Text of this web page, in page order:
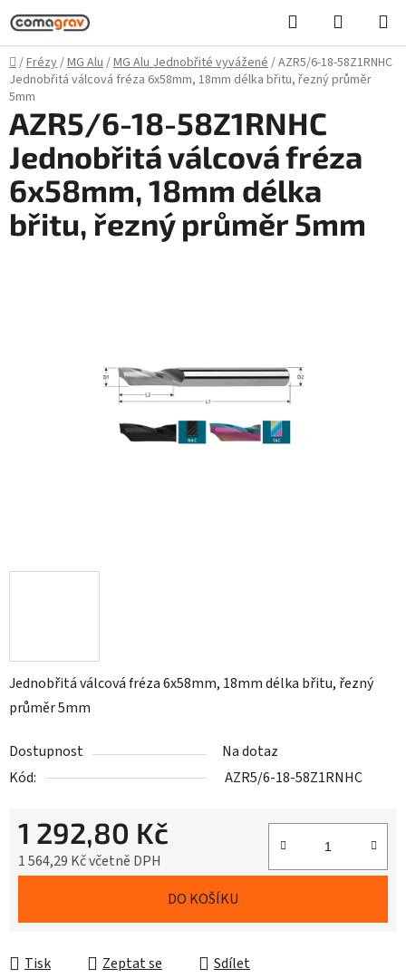
Přejít
na
obsah
Hledat
KOŠÍK
Domů
/Frézy/MG Alu/MG Alu Jednobřité vyvážené/AZR5/6-18-58Z1RNHC
Jednobřitá válcová fréza 6x58mm, 18mm délka břitu, řezný průměr
5mm
Jednobřitá válcová fréza 6x58mm, 18mm délka břitu, řezný
průměr 5mm
Dostupnost
Na dotaz
Kód:
AZR5/6-18-58Z1RNHC
1 292,80 Kč
1 564,29 Kč včetně DPH
DO KOŠÍKU
Tisk Zeptat se Sdílet
AZR5/6-18-58Z1RNHC
Jednobřitá válcová fréza
6x58mm, 18mm délka
břitu, řezný průměr 5mm